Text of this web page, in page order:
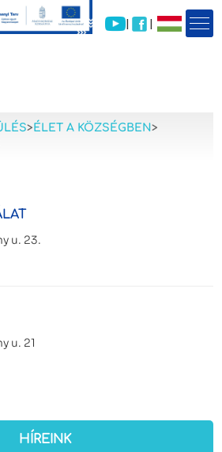
| |
>ÉLET A KÖZSÉGBEN>
u. 23.
u. 21
HÍREINK